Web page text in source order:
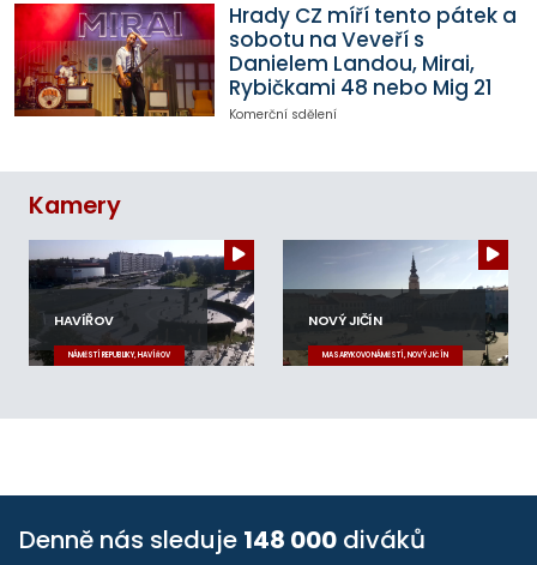
Hrady CZ míří tento pátek a
sobotu na Veveří s
Danielem Landou, Mirai,
Rybičkami 48 nebo Mig 21
Komerční sdělení
Kamery
HAVÍŘOV
NÁMĚSTÍ REPUBLIKY, HAVÍŘOV
NOVÝ JIČÍN
MASARYKOVO NÁMĚSTÍ, NOVÝ JIČÍN
Denně nás sleduje 148 000 diváků